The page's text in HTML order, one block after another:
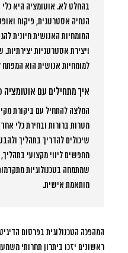
בהחלט לא. אוטומציה היא
הנחיה אסטרטגית, פיקוח
המומחיות האנושית חיונית
ויצירת אסטרטגיות
למומחיות אנושית הוא
איך מתחילים עם אוטומציה
המלצה להתחיל עם ביקורת
מטרות ברורות ובחירת כלי
שיכולים להדריך בתהליך
מחפשים ליווי מקצועי
שמתמחה בטכנולוגיות
מותאמת אישית.
המהפכה הטכנולוגית בפרסום
ראשונים יזכו ביתרון תחרותי